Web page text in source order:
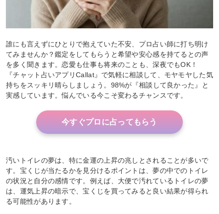
誰にも言えずにひとりで抱えていた不安、プロ占い師に打ち明け
てみませんか？鑑定をしてもらうと希望や安心感を持てるとの声
を多く聞きます。恋愛も仕事も将来のことも、深夜でもOK！
『チャット占いアプリCallat』で気軽に相談して、モヤモヤした気
持ちをスッキリ晴らしましょう。98%が『相談して良かった』と
実感しています。悩んでいる今こそ変わるチャンスです。
今すぐプロに占ってもらう
汚いトイレの夢は、特に金運の上昇の兆しとされることが多いで
す。宝くじが当たるかを見分けるポイントは、夢の中でのトイレ
の状況と自分の感情です。例えば、大便で汚れているトイレの夢
は、運気上昇の暗示で、宝くじを買ってみると良い結果が得られ
る可能性があります。